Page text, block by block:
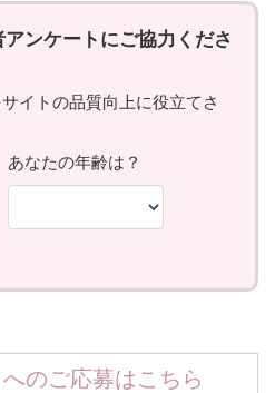
のご応募はこちら